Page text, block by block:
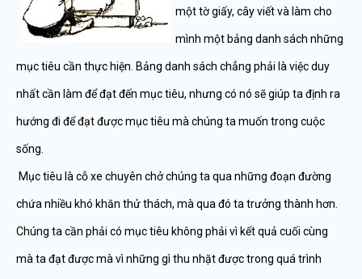
một tờ giấy, cây viết và làm cho
mình một bảng danh sách những
mục tiêu cần thực hiện. Bảng danh sách chẳng phải là việc duy
nhất cần làm để đạt đến mục tiêu, nhưng có nó sẽ giúp ta định ra
hướng đi để đạt được mục tiêu mà chúng ta muốn trong cuộc
sống.
Mục tiêu là cỗ xe chuyên chở chúng ta qua những đoạn đường
chứa nhiều khó khăn thử thách, mà qua đó ta trưởng thành hơn.
Chúng ta cần phải có mục tiêu không phải vì kết quả cuối cùng
mà ta đạt được mà vì những gì thu nhặt được trong quá trình